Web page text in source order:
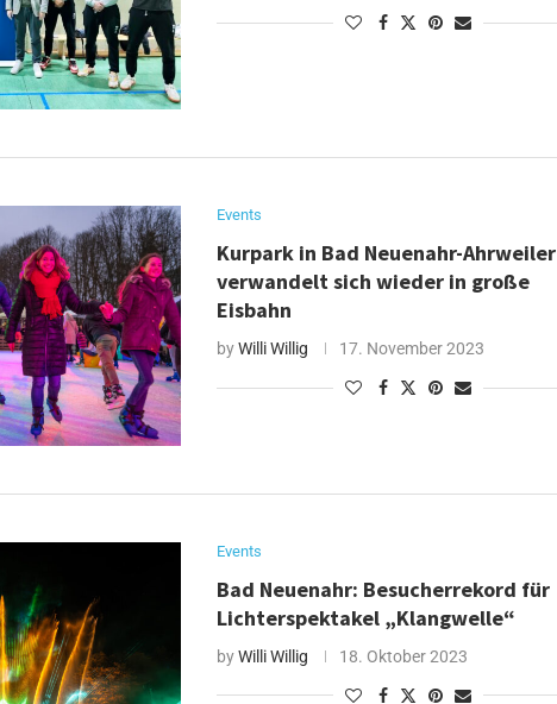
Events
Kurpark in Bad Neuenahr-Ahrweiler
verwandelt sich wieder in große
Eisbahn
byWilli Willig 17. November 2023
Events
Bad Neuenahr: Besucherrekord für
Lichterspektakel „Klangwelle“
byWilli Willig 18. Oktober 2023